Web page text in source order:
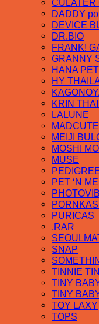
CULATER
DADDY
DEVICE
DR.BIO
FRANK!
GRANNY
HANA PET
HY
KRIN
LALUNE
MADCUTE
MEIJI
MOSHI
MUSE
PET ‘N ME
PURICAS
.RAR
SNAP
TINNIE
TINY
TINY
TOY LAXY
TOPS